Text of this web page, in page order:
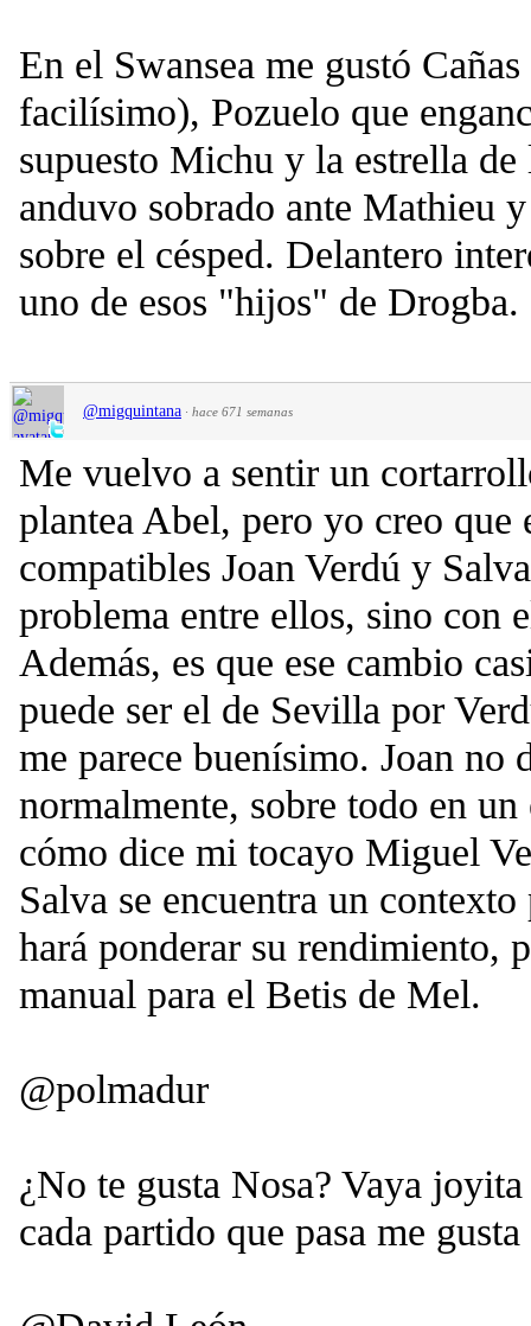
En el Swansea me gustó
facilísimo), Pozuelo que
supuesto Michu y la estrella
anduvo sobrado ante Mathieu
sobre el césped. Delantero
uno de esos "hijos" de Drogba.
@migquintana · hace 671 semanas
Me vuelvo a sentir un
plantea Abel, pero yo creo que
compatibles Joan Verdú y
problema entre ellos, sino con
Además, es que ese cambio
puede ser el de Sevilla por
me parece buenísimo. Joan no
normalmente, sobre todo en
cómo dice mi tocayo Miguel
Salva se encuentra un
hará ponderar su rendimiento,
manual para el Betis de Mel.
@polmadur
¿No te gusta Nosa? Vaya
cada partido que pasa me gusta